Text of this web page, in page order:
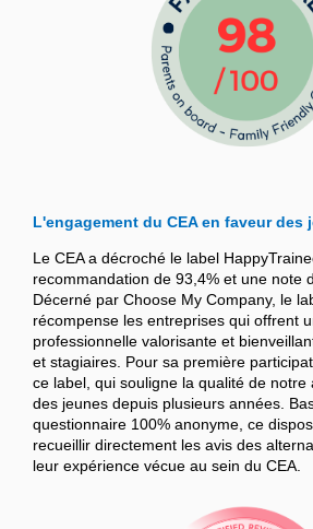
L'engagement du CEA en faveur des
Le CEA a décroché le label
recommandation de 93,4% et une note
Décerné par Choose My Company, le
récompense les entreprises qui offrent
professionnelle valorisante et
et stagiaires. Pour sa première
ce label, qui souligne la qualité de notre
des jeunes depuis plusieurs années.
questionnaire 100% anonyme, ce
recueillir directement les avis des
leur expérience vécue au sein du CEA.